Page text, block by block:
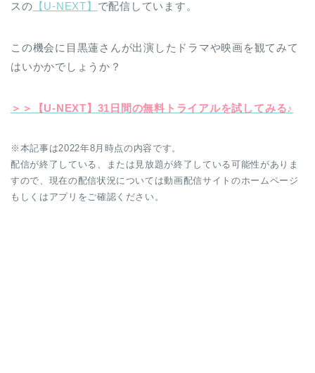
スの 【U-NEXT】 で配信しています。
この機会に目黒蓮さんが出演したドラマや映画を観てみて
はいかかでしょうか？
＞＞【U-NEXT】31日間の無料トライアルを試してみる♪
※本記事は2022年8月時点の内容です。
配信が終了している、または見放題が終了している可能性がありま
すので、現在の配信状況については動画配信サイトのホームページ
もしくはアプリをご確認ください。